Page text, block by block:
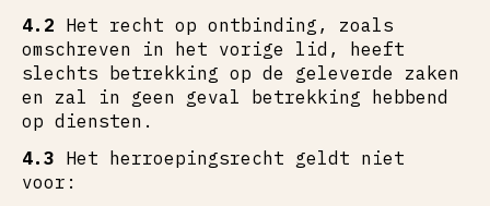
4.2 Het recht op ontbinding, zoals
omschreven in het vorige lid, heeft
slechts betrekking op de geleverde zaken
en zal in geen geval betrekking hebbend
op diensten.
4.3 Het herroepingsrecht geldt niet
voor: